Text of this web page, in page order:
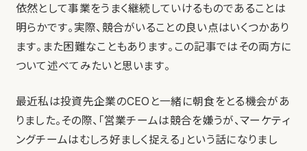
依然として事業をうまく継続していけるものであることは
明らかです。実際、競合がいることの良い点はいくつかあり
ます。また困難なこともあります。この記事ではその両方に
ついて述べてみたいと思います。
最近私は投資先企業のCEOと一緒に朝食をとる機会があ
りました。その際、「営業チームは競合を嫌うが、マーケティ
ングチームはむしろ好ましく捉える」という話になりまし